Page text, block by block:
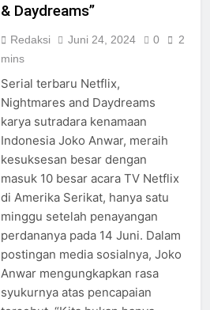
& Daydreams”
Redaksi Juni 24, 2024 0
2
mins
Serial terbaru Netflix,
Nightmares and Daydreams
karya sutradara kenamaan
Indonesia Joko Anwar, meraih
kesuksesan besar dengan
masuk 10 besar acara TV Netflix
di Amerika Serikat, hanya satu
minggu setelah penayangan
perdananya pada 14 Juni. Dalam
postingan media sosialnya, Joko
Anwar mengungkapkan rasa
syukurnya atas pencapaian